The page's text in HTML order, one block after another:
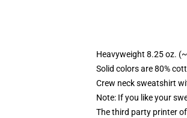
Heavyweight 8.25 oz.
Solid colors are 80%
Crew neck sweatshirt
Note: If you like your
The third party printer